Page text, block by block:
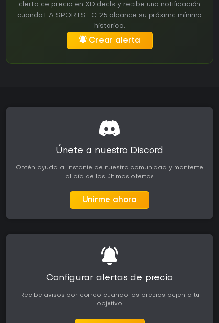
alerta de precio en XD.deals y recibe una notificación
cuando EA SPORTS FC 25 alcance su próximo mínimo
histórico.
Crear alerta
Únete a nuestro Discord
Obtén ayuda al instante de nuestra comunidad y mantente
al día de las últimas ofertas
Unirme ahora
Configurar alertas de precio
Recibe avisos por correo cuando los precios bajen a tu
objetivo